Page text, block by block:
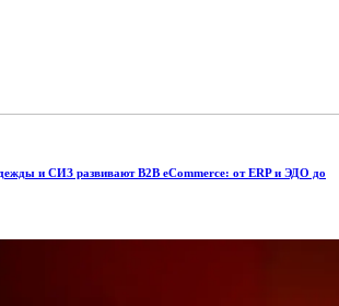
и СИЗ развивают B2B eCommerce: от ERP и ЭДО до